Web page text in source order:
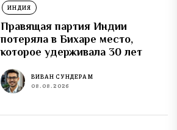
ИНДИЯ
Правящая партия Индии
потеряла в Бихаре место,
которое удерживала 30 лет
ВИВАН СУНДЕРАМ
08.08.2026